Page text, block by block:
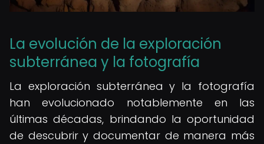
La evolución de la exploración
subterránea y la fotografía
La exploración subterránea y la fotografía
han evolucionado notablemente en las
últimas décadas, brindando la oportunidad
de descubrir y documentar de manera más